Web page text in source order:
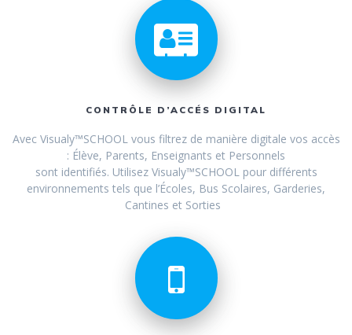
CONTRÔLE D’ACCÉS DIGITAL
Avec Visualy™SCHOOL vous filtrez de manière digitale vos accès
: Élève, Parents, Enseignants et Personnels
sont identifiés. Utilisez Visualy™SCHOOL pour différents
environnements tels que l’Écoles, Bus Scolaires, Garderies,
Cantines et Sorties